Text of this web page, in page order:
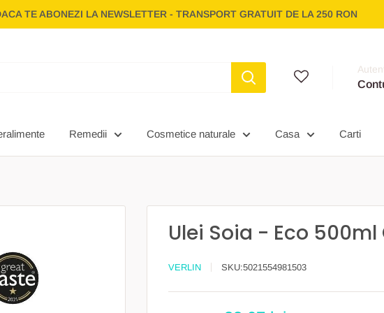
TE ABONEZI LA NEWSLETTER - TRANSPORT GRATUIT DE LA 250 RON
Remedii Cosmetice naturale Casa Carti
Ulei Soia - Eco
VERLIN SKU:5021554981503